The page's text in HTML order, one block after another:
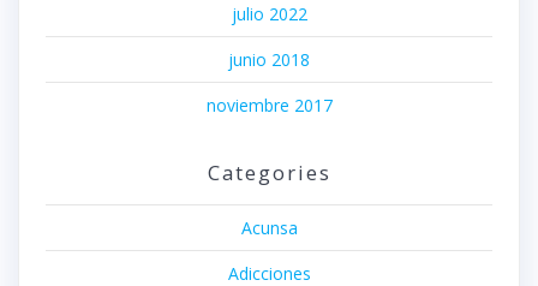
julio 2022
junio 2018
noviembre 2017
Categories
Acunsa
Adicciones